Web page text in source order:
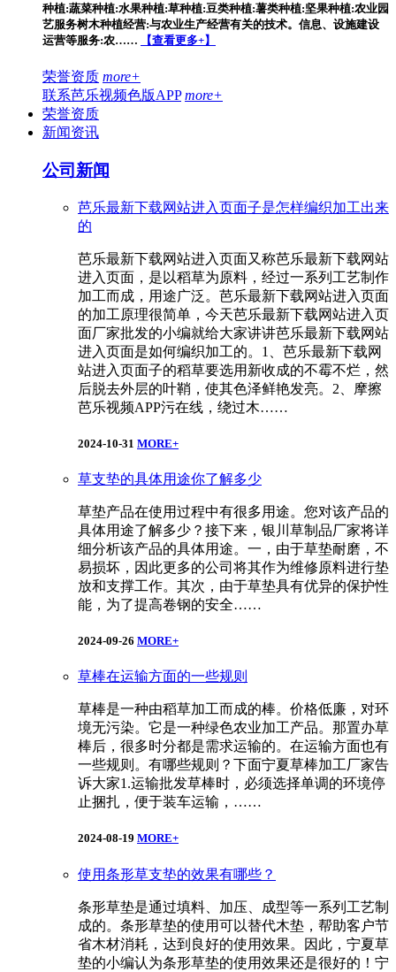
种植:蔬菜种植:水果种植:草种植:豆类种植:薯类种植:坚果种植:农业园
艺服务树木种植经营:与农业生产经营有关的技术。信息、设施建设
运营等服务:农……
【查看更多+】
荣誉资质 more+
联系芭乐视频色版APP more+
荣誉资质
新闻资讯
公司新闻
芭乐最新下载网站进入页面子是怎样编织加工出来
的
芭乐最新下载网站进入页面又称芭乐最新下载网站
进入页面，是以稻草为原料，经过一系列工艺制作
加工而成，用途广泛。芭乐最新下载网站进入页面
的加工原理很简单，今天芭乐最新下载网站进入页
面厂家批发的小编就给大家讲讲芭乐最新下载网站
进入页面是如何编织加工的。1、芭乐最新下载网
站进入页面子的稻草要选用新收成的不霉不烂，然
后脱去外层的叶鞘，使其色泽鲜艳发亮。2、摩擦
芭乐视频APP污在线，绕过木……
2024-10-31 MORE+
草支垫的具体用途你了解多少
草垫产品在使用过程中有很多用途。您对该产品的
具体用途了解多少？接下来，银川草制品厂家将详
细分析该产品的具体用途。一，由于草垫耐磨，不
易损坏，因此更多的公司将其作为维修原料进行垫
放和支撑工作。其次，由于草垫具有优异的保护性
能，为了提高卷钢的安全……
2024-09-26 MORE+
草棒在运输方面的一些规则
草棒是一种由稻草加工而成的棒。价格低廉，对环
境无污染。它是一种绿色农业加工产品。那置办草
棒后，很多时分都是需求运输的。在运输方面也有
一些规则。有哪些规则？下面宁夏草棒加工厂家告
诉大家1.运输批发草棒时，必须选择单调的环境停
止捆扎，便于装车运输，……
2024-08-19 MORE+
使用条形草支垫的效果有哪些？
条形草垫是通过填料、加压、成型等一系列工艺制
成的。条形草垫的使用可以替代木垫，帮助客户节
省木材消耗，达到良好的使用效果。因此，宁夏草
垫的小编认为条形草垫的使用效果还是很好的！宁